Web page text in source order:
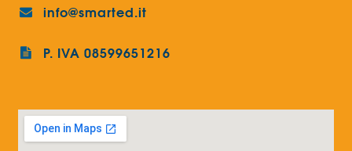
info@smarted.it
P. IVA 08599651216